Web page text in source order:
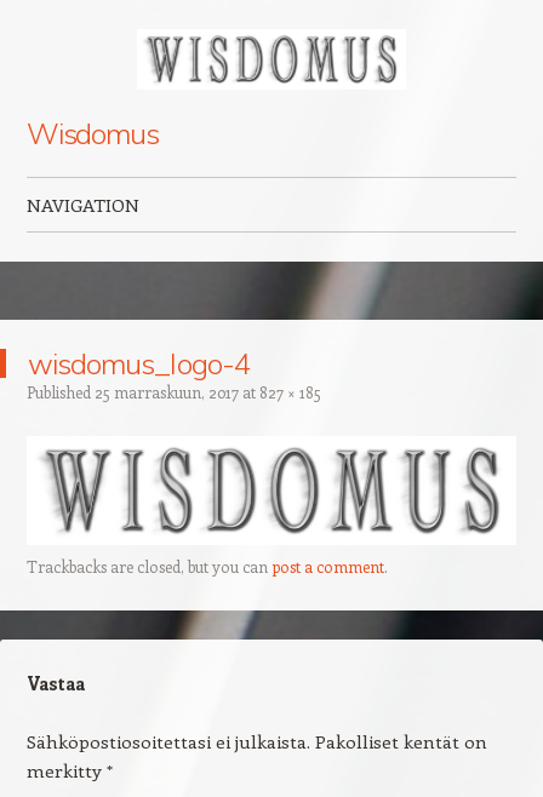
Wisdomus
NAVIGATION
wisdomus_logo-4
Published 25 marraskuun, 2017at 827 × 185
Trackbacks are closed, but you can post a comment.
Vastaa
Sähköpostiosoitettasi ei julkaista. Pakolliset kentät on
merkitty *